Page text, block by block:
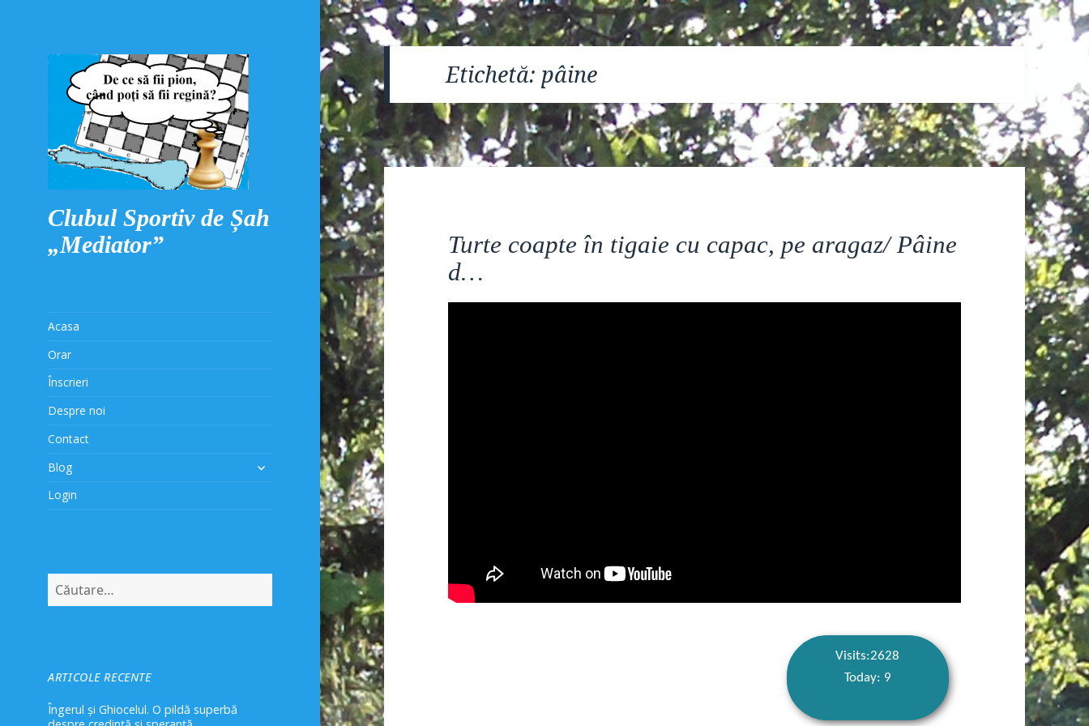
Clubul Sportiv de Șah
„Mediator”
Acasa
Orar
Înscrieri
Despre noi
Contact
Blog
extinde
Login
după:
ARTICOLE RECENTE
Îngerul și Ghiocelul. O pildă superbă
Etichetă: pâine
Turte coapte în tigaie cu capac, pe aragaz/ Pâine
d…
Visits:2628
Today: 9